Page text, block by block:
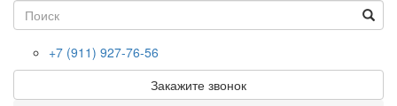
+7 (911) 927-76-56
Закажите звонок